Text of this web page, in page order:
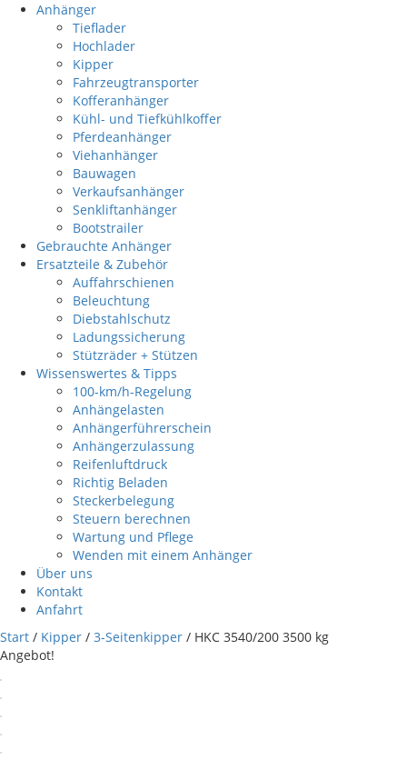
Anhänger
Tieflader
Hochlader
Kipper
Fahrzeugtransporter
Kofferanhänger
Kühl- und Tiefkühlkoffer
Pferdeanhänger
Viehanhänger
Bauwagen
Verkaufsanhänger
Senkliftanhänger
Bootstrailer
Gebrauchte Anhänger
Ersatzteile & Zubehör
Auffahrschienen
Beleuchtung
Diebstahlschutz
Ladungssicherung
Stützräder + Stützen
Wissenswertes & Tipps
100-km/h-Regelung
Anhängelasten
Anhängerführerschein
Anhängerzulassung
Reifenluftdruck
Richtig Beladen
Steckerbelegung
Steuern berechnen
Wartung und Pflege
Wenden mit einem Anhänger
Über uns
Kontakt
Anfahrt
Start / Kipper / 3-Seitenkipper / HKC 3540/200 3500 kg
Angebot!